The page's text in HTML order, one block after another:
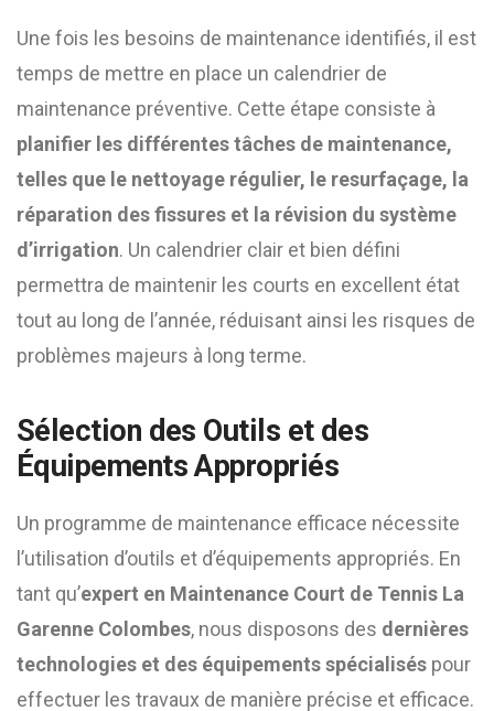
Une fois les besoins de maintenance identifiés, il est
temps de mettre en place un calendrier de
maintenance préventive. Cette étape consiste à
planifier les différentes tâches de maintenance,
telles que le nettoyage régulier, le resurfaçage, la
réparation des fissures et la révision du système
d’irrigation. Un calendrier clair et bien défini
permettra de maintenir les courts en excellent état
tout au long de l’année, réduisant ainsi les risques de
problèmes majeurs à long terme.
Sélection des Outils et des
Équipements Appropriés
Un programme de maintenance efficace nécessite
l’utilisation d’outils et d’équipements appropriés. En
tant qu’expert en Maintenance Court de Tennis La
Garenne Colombes, nous disposons des dernières
technologies et des équipements spécialisés pour
effectuer les travaux de manière précise et efficace.